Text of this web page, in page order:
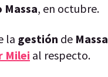
Massa, en octubre.
la gestión de Massa
Milei al respecto.